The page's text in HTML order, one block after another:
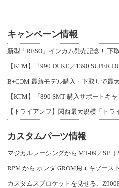
キャンペーン情報
【KTM】「990 DUKE／1390 SUPER
【KTM】「890 SMT 購入サポートキ
カスタムパーツ情報